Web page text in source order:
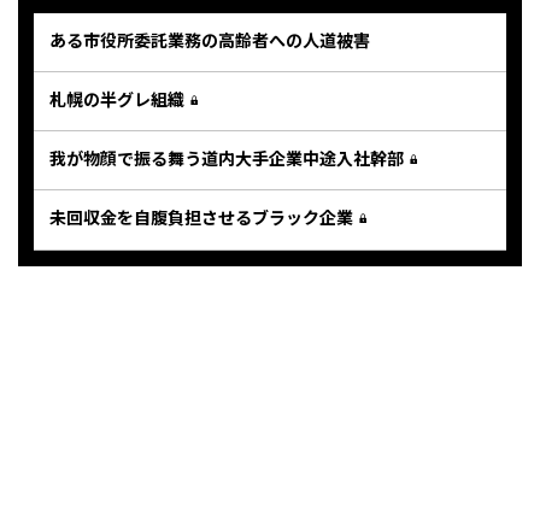
ある市役所委託業務の高齢者への人道被害
札幌の半グレ組織
我が物顔で振る舞う道内大手企業中途入社幹部
未回収金を自腹負担させるブラック企業